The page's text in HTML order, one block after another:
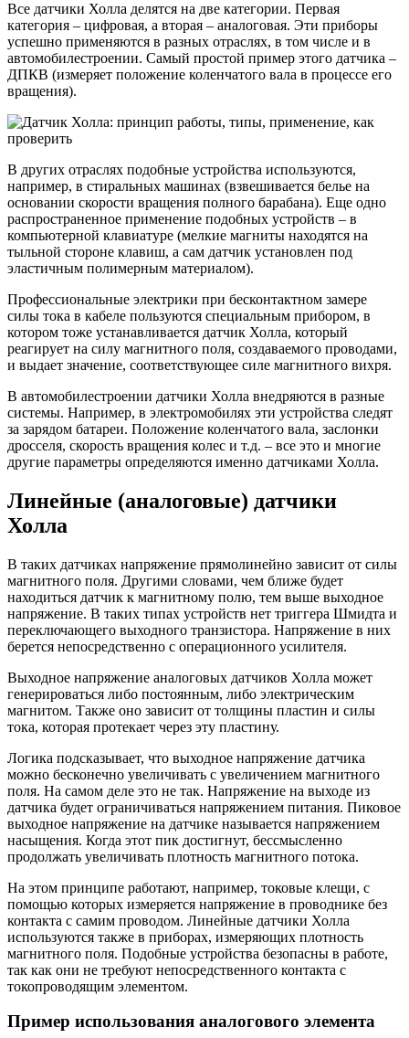
Все датчики Холла делятся на две категории. Первая
категория – цифровая, а вторая – аналоговая. Эти приборы
успешно применяются в разных отраслях, в том числе и в
автомобилестроении. Самый простой пример этого датчика –
ДПКВ (измеряет положение коленчатого вала в процессе его
вращения).
В других отраслях подобные устройства используются,
например, в стиральных машинах (взвешивается белье на
основании скорости вращения полного барабана). Еще одно
распространенное применение подобных устройств – в
компьютерной клавиатуре (мелкие магниты находятся на
тыльной стороне клавиш, а сам датчик установлен под
эластичным полимерным материалом).
Профессиональные электрики при бесконтактном замере
силы тока в кабеле пользуются специальным прибором, в
котором тоже устанавливается датчик Холла, который
реагирует на силу магнитного поля, создаваемого проводами,
и выдает значение, соответствующее силе магнитного вихря.
В автомобилестроении датчики Холла внедряются в разные
системы. Например, в электромобилях эти устройства следят
за зарядом батареи. Положение коленчатого вала, заслонки
дросселя, скорость вращения колес и т.д. – все это и многие
другие параметры определяются именно датчиками Холла.
Линейные (аналоговые) датчики
Холла
В таких датчиках напряжение прямолинейно зависит от силы
магнитного поля. Другими словами, чем ближе будет
находиться датчик к магнитному полю, тем выше выходное
напряжение. В таких типах устройств нет триггера Шмидта и
переключающего выходного транзистора. Напряжение в них
берется непосредственно с операционного усилителя.
Выходное напряжение аналоговых датчиков Холла может
генерироваться либо постоянным, либо электрическим
магнитом. Также оно зависит от толщины пластин и силы
тока, которая протекает через эту пластину.
Логика подсказывает, что выходное напряжение датчика
можно бесконечно увеличивать с увеличением магнитного
поля. На самом деле это не так. Напряжение на выходе из
датчика будет ограничиваться напряжением питания. Пиковое
выходное напряжение на датчике называется напряжением
насыщения. Когда этот пик достигнут, бессмысленно
продолжать увеличивать плотность магнитного потока.
На этом принципе работают, например, токовые клещи, с
помощью которых измеряется напряжение в проводнике без
контакта с самим проводом. Линейные датчики Холла
используются также в приборах, измеряющих плотность
магнитного поля. Подобные устройства безопасны в работе,
так как они не требуют непосредственного контакта с
токопроводящим элементом.
Пример использования аналогового элемента